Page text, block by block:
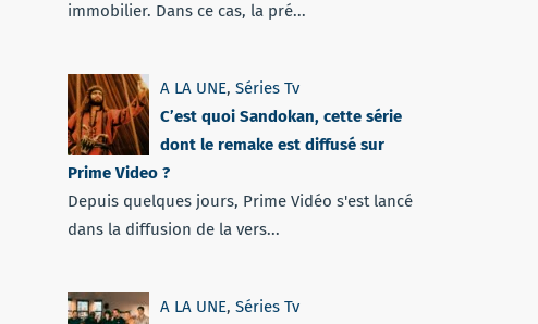
immobilier. Dans ce cas, la pré...
A LA UNE, Séries Tv
C’est quoi Sandokan, cette série
dont le remake est diffusé sur
Prime Video ?
Depuis quelques jours, Prime Vidéo s'est lancé
dans la diffusion de la vers...
A LA UNE, Séries Tv